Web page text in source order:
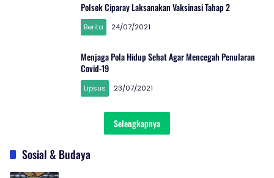
Polsek Ciparay Laksanakan Vaksinasi Tahap 2
Berita 24/07/2021
Menjaga Pola Hidup Sehat Agar Mencegah Penularan
Covid-19
Lipsus 23/07/2021
Selengkapnya
Sosial & Budaya